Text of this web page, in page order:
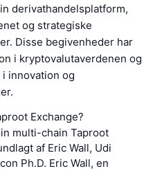
derivathandelsplatform,
og strategiske
Disse begivenheder har
i kryptovalutaverdenen og
innovation og
Exchange?
multi-chain Taproot
af Eric Wall, Udi
Ph.D. Eric Wall, en